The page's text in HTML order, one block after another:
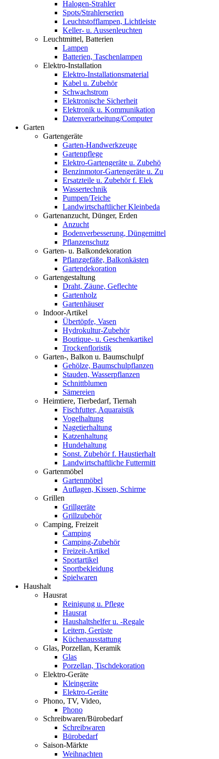
Halogen-Strahler
Spots/Strahlerserien
Leuchtstofflampen, Lichtleiste
Keller- u. Aussenleuchten
Leuchtmittel, Batterien
Lampen
Batterien, Taschenlampen
Elektro-Installation
Elektro-Installationsmaterial
Kabel u. Zubehör
Schwachstrom
Elektronische Sicherheit
Elektronik u. Kommunikation
Datenverarbeitung/Computer
Garten
Gartengeräte
Garten-Handwerkzeuge
Gartenpflege
Elektro-Gartengeräte u. Zubehö
Benzinmotor-Gartengeräte u. Zu
Ersatzteile u. Zubehör f. Elek
Wassertechnik
Pumpen/Teiche
Landwirtschaftlicher Kleinbeda
Gartenanzucht, Dünger, Erden
Anzucht
Bodenverbesserung, Düngemittel
Pflanzenschutz
Garten- u. Balkondekoration
Pflanzgefäße, Balkonkästen
Gartendekoration
Gartengestaltung
Draht, Zäune, Geflechte
Gartenholz
Gartenhäuser
Indoor-Artikel
Übertöpfe, Vasen
Hydrokultur-Zubehör
Boutique- u. Geschenkartikel
Trockenfloristik
Garten-, Balkon u. Baumschulpf
Gehölze, Baumschulpflanzen
Stauden, Wasserpflanzen
Schnittblumen
Sämereien
Heimtiere, Tierbedarf, Tiernah
Fischfutter, Aquaraistik
Vogelhaltung
Nagetierhaltung
Katzenhaltung
Hundehaltung
Sonst. Zubehör f. Haustierhalt
Landwirtschaftliche Futtermitt
Gartenmöbel
Gartenmöbel
Auflagen, Kissen, Schirme
Grillen
Grillgeräte
Grillzubehör
Camping, Freizeit
Camping
Camping-Zubehör
Freizeit-Artikel
Sportartikel
Sportbekleidung
Spielwaren
Haushalt
Hausrat
Reinigung u. Pflege
Hausrat
Haushaltshelfer u. -Regale
Leitern, Gerüste
Küchenausstattung
Glas, Porzellan, Keramik
Glas
Porzellan, Tischdekoration
Elektro-Geräte
Kleingeräte
Elektro-Geräte
Phono, TV, Video,
Phono
Schreibwaren/Bürobedarf
Schreibwaren
Bürobedarf
Saison-Märkte
Weihnachten